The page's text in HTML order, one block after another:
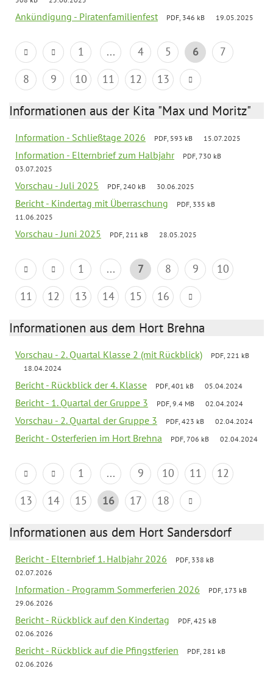
Ankündigung - Piratenfamilienfest PDF, 346 kB 19.05.2025
1 ... 4 5 6
7
8
9 10 11 12 13
Informationen aus der Kita "Max und Moritz"
Information - Schließtage 2026 PDF, 593 kB 15.07.2025
Information - Elternbrief zum Halbjahr
PDF, 730 kB
03.07.2025
Vorschau - Juli 2025 PDF, 240 kB 30.06.2025
Bericht - Kindertag mit Überraschung
PDF, 335 kB
11.06.2025
Vorschau - Juni 2025 PDF, 211 kB 28.05.2025
1 ... 7 8 9
10
11
12 13 14 15 16
Informationen aus dem Hort Brehna
Vorschau - 2. Quartal Klasse 2 (mit Rückblick)
PDF, 221 kB
18.04.2024
Bericht - Rückblick der 4. Klasse PDF, 401 kB 05.04.2024
Bericht - 1. Quartal der Gruppe 3 PDF, 9.4 MB 02.04.2024
Vorschau - 2. Quartal der Gruppe 3 PDF, 423 kB 02.04.2024
Bericht - Osterferien im Hort Brehna PDF, 706 kB 02.04.2024
1 ... 9 10 11
12
13
14 15 16 17 18
Informationen aus dem Hort Sandersdorf
Bericht - Elternbrief 1. Halbjahr 2026
PDF, 338 kB
02.07.2026
Information - Programm Sommerferien 2026
PDF, 173 kB
29.06.2026
Bericht - Rückblick auf den Kindertag
PDF, 425 kB
02.06.2026
Bericht - Rückblick auf die Pfingstferien
PDF, 281 kB
02.06.2026